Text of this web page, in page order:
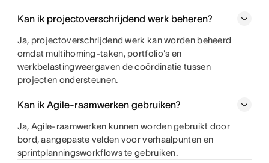
Kan ik projectoverschrijdend werk beheren?
Ja, projectoverschrijdend werk kan worden beheerd
omdat multihoming-taken, portfolio's en
werkbelastingweergaven de coördinatie tussen
projecten ondersteunen.
Kan ik Agile-raamwerken gebruiken?
Ja, Agile-raamwerken kunnen worden gebruikt door
bord, aangepaste velden voor verhaalpunten en
sprintplanningsworkflows te gebruiken.